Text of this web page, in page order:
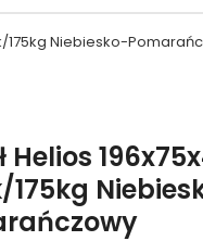
175kg Niebiesko-
Helios
175kg